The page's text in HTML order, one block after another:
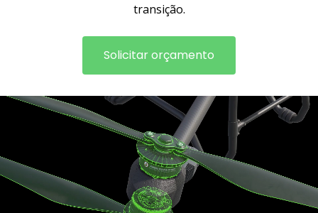
transição.
Solicitar orçamento